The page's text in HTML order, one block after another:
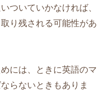
ついていかなければ、
り残される可能性があ
には、ときに英語のマ
らないときもありま